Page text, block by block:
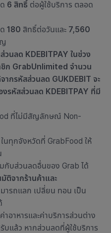
6 สิทธิ์ ต่อผู้ใช้บริการ ตลอด
180 สิทธิ์ต่อวันและ 7,560
วนลด KDEBITPAY ในช่วง
ก GrabUnlimited จำนวน
ากรหัสส่วนลด GUKDEBIT จะ
งรหัสส่วนลด KDEBITPAY ที่มี
ที่ไม่มีสัญลักษณ์ Non-
นทุกจังหวัดที่ GrabFood ให้
กับส่วนลดอื่นของ Grab ได้
ติจากร้านค้าและ
มารถแลก เปลี่ยน ทอน เป็น
าอาหารและค่าบริการส่วนต่าง
บแล้ว หากส่วนลดที่ผู้ใช้บริการ